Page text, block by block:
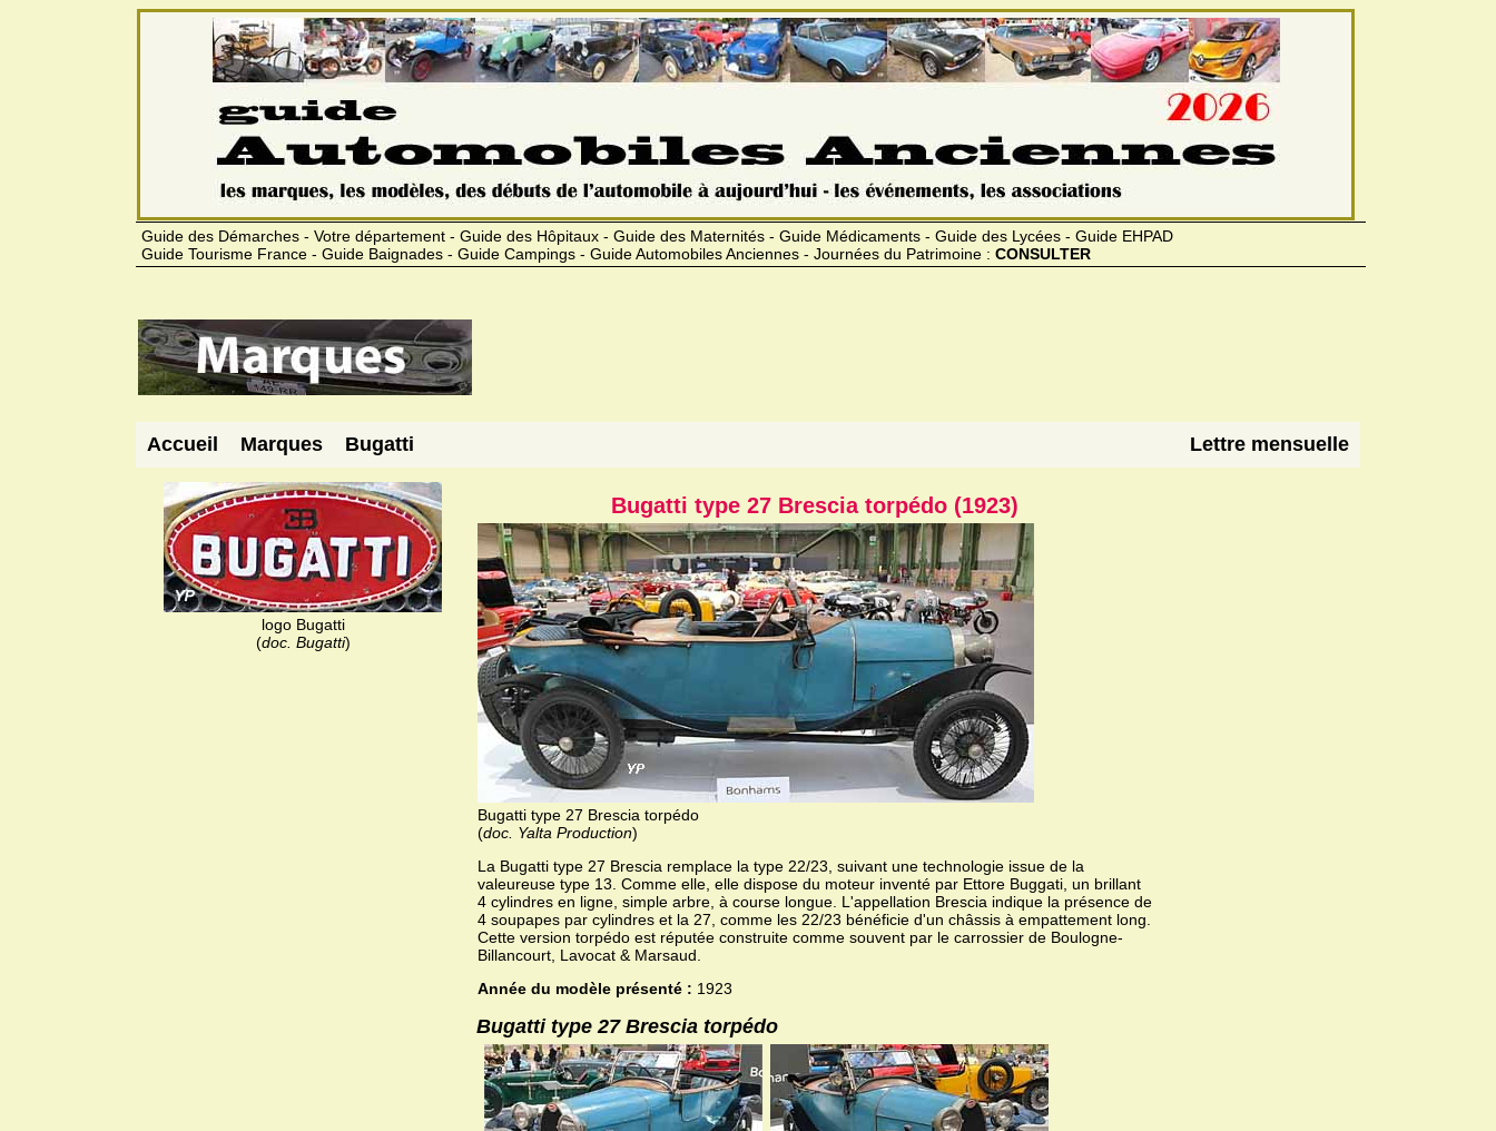
Guide des Démarches - Votre département - Guide des Hôpitaux - Guide des Maternités - Guide Médicaments - Guide des Lycées - Guide EHPAD
Guide Tourisme France - Guide Baignades - Guide Campings - Guide Automobiles Anciennes - Journées du Patrimoine : CONSULTER
Accueil Marques Bugatti Lettre mensuelle
logo Bugatti
(doc. Bugatti)
Bugatti type 27 Brescia torpédo (1923)
Bugatti type 27 Brescia torpédo
(doc. Yalta Production)
La Bugatti type 27 Brescia remplace la type 22/23, suivant une technologie issue de la
valeureuse type 13. Comme elle, elle dispose du moteur inventé par Ettore Buggati, un brillant
4 cylindres en ligne, simple arbre, à course longue. L'appellation Brescia indique la présence de
4 soupapes par cylindres et la 27, comme les 22/23 bénéficie d'un châssis à empattement long.
Cette version torpédo est réputée construite comme souvent par le carrossier de Boulogne-
Billancourt, Lavocat & Marsaud.
Année du modèle présenté : 1923
Bugatti type 27 Brescia torpédo